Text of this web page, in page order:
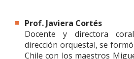
Prof. Javiera Cortés
Docente y directora
dirección orquestal, se
Chile con los maestros